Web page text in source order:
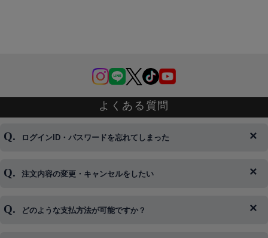
よくある質問
ログインID・パスワードを忘れてしまった
◆下記ページより、ログインIDの変更が可能です。
注文内容の変更・キャンセルをしたい
◆即日発送を行なっている関係上、午後以降のご連絡やキャンセル
どのような支払方法が可能ですか？